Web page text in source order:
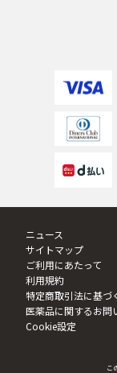
ニュース
サイトマップ
ご利用にあたって
利用規約
特定商取引法に基づ
医薬品に関するお問
Cookie設定
こ